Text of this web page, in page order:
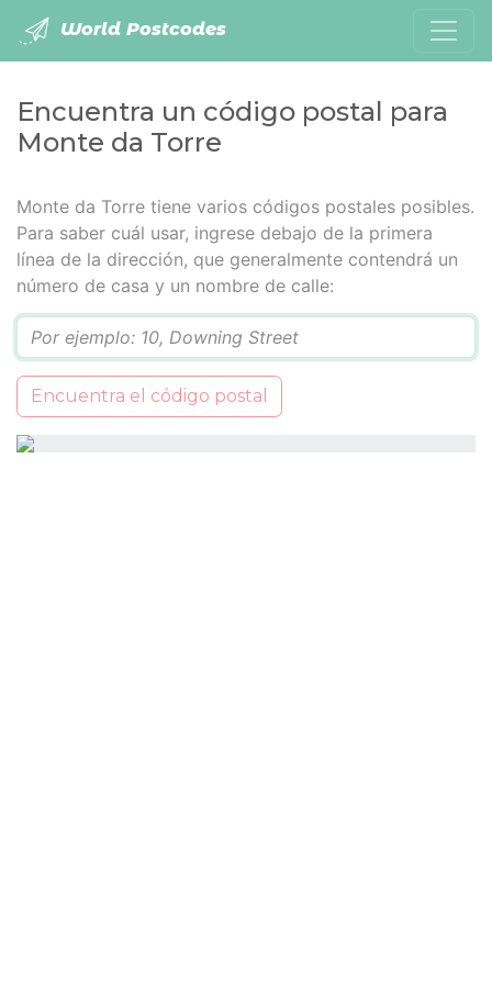
World Postcodes
Encuentra un código postal para
Monte da Torre
Monte da Torre tiene varios códigos postales posibles.
Para saber cuál usar, ingrese debajo de la primera
línea de la dirección, que generalmente contendrá un
número de casa y un nombre de calle:
Encuentra el código postal